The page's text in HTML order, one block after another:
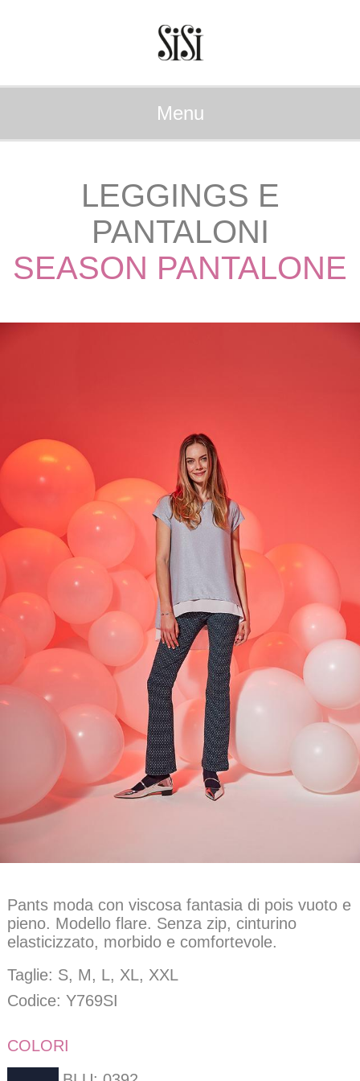
Menu
LEGGINGS E
PANTALONI
SEASON PANTALONE
Pants moda con viscosa fantasia di pois vuoto e
pieno. Modello flare. Senza zip, cinturino
elasticizzato, morbido e comfortevole.
Taglie: S, M, L, XL, XXL
Codice: Y769SI
COLORI